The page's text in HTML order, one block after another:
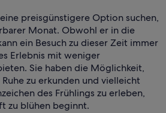
preisgünstigere Option suchen,
Monat. Obwohl er in die
ein Besuch zu dieser Zeit immer
Erlebnis mit weniger
Sie haben die Möglichkeit,
zu erkunden und vielleicht
des Frühlings zu erleben,
zu blühen beginnt.